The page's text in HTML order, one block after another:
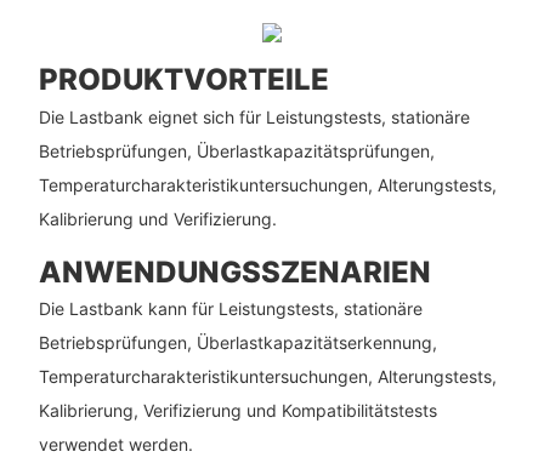
PRODUKTVORTEILE
Die Lastbank eignet sich für Leistungstests, stationäre
Betriebsprüfungen, Überlastkapazitätsprüfungen,
Temperaturcharakteristikuntersuchungen, Alterungstests,
Kalibrierung und Verifizierung.
ANWENDUNGSSZENARIEN
Die Lastbank kann für Leistungstests, stationäre
Betriebsprüfungen, Überlastkapazitätserkennung,
Temperaturcharakteristikuntersuchungen, Alterungstests,
Kalibrierung, Verifizierung und Kompatibilitätstests
verwendet werden.